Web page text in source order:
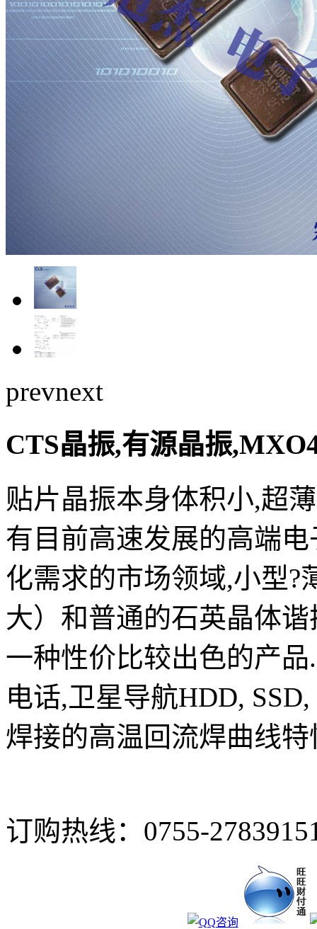
prevnext
CTS晶振,有源晶振
贴片晶振本身体积小,超
有目前高速发展的高端
化需求的市场领域,小型?
大）和普通的石英晶体
一种性价比较出色的产
电话,卫星导航HDD,
焊接的高温回流焊曲线特
订购热线： 0755-